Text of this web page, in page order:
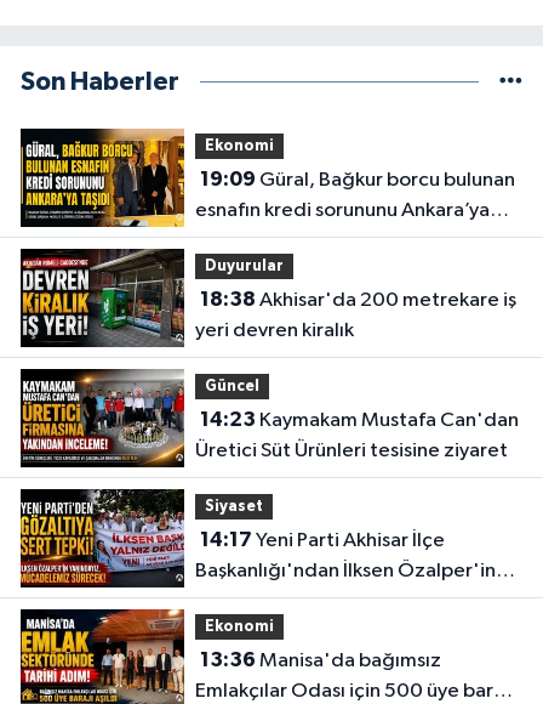
Son Haberler
Ekonomi
19:09
esnafın kredi sorununu Ankara’ya
taşıdı
Duyurular
18:38
yeri devren kiralık
Güncel
14:23
Üretici Süt Ürünleri tesisine ziyaret
Siyaset
14:17
Başkanlığı'ndan İlksen Özalper'in
gözaltına alınmasına tepki
Ekonomi
13:36
Emlakçılar Odası için 500 üye barajı